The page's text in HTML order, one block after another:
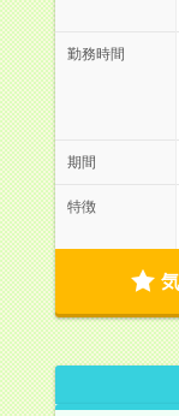
勤務時間
期間
特徴